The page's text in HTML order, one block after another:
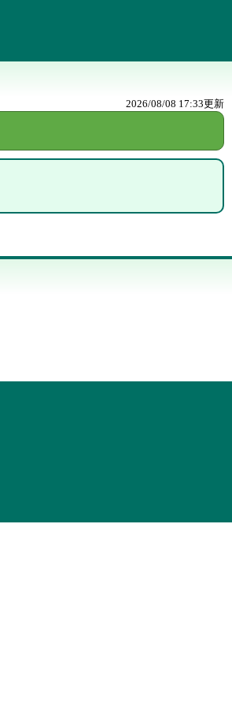
2026/08/08 17:33更新